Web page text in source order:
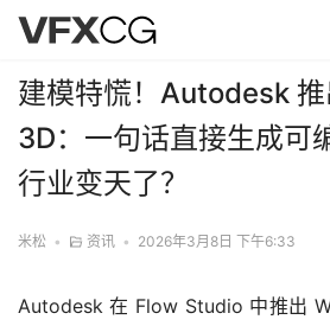
建模特慌！Autodesk
3D：一句话直接生成可
行业变天了？
米松 • 资讯 • 2026年3月8日 下午6:33
Autodesk 在 Flow Studio 中推出